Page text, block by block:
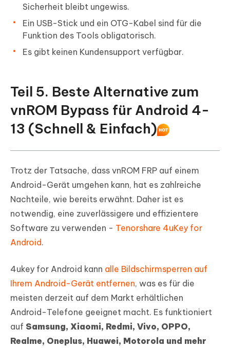
Sicherheit bleibt ungewiss.
Ein USB-Stick und ein OTG-Kabel sind für die
Funktion des Tools obligatorisch.
Es gibt keinen Kundensupport verfügbar.
Teil 5. Beste Alternative zum
vnROM Bypass für Android 4-
13 (Schnell & Einfach)
Trotz der Tatsache, dass vnROM FRP auf einem
Android-Gerät umgehen kann, hat es zahlreiche
Nachteile, wie bereits erwähnt. Daher ist es
notwendig, eine zuverlässigere und effizientere
Software zu verwenden - Tenorshare 4uKey for
Android.
4ukey for Android kann alle Bildschirmsperren auf
Ihrem Android-Gerät entfernen, was es für die
meisten derzeit auf dem Markt erhältlichen
Android-Telefone geeignet macht. Es funktioniert
auf Samsung, Xiaomi, Redmi, Vivo, OPPO,
Realme, Oneplus, Huawei, Motorola und mehr